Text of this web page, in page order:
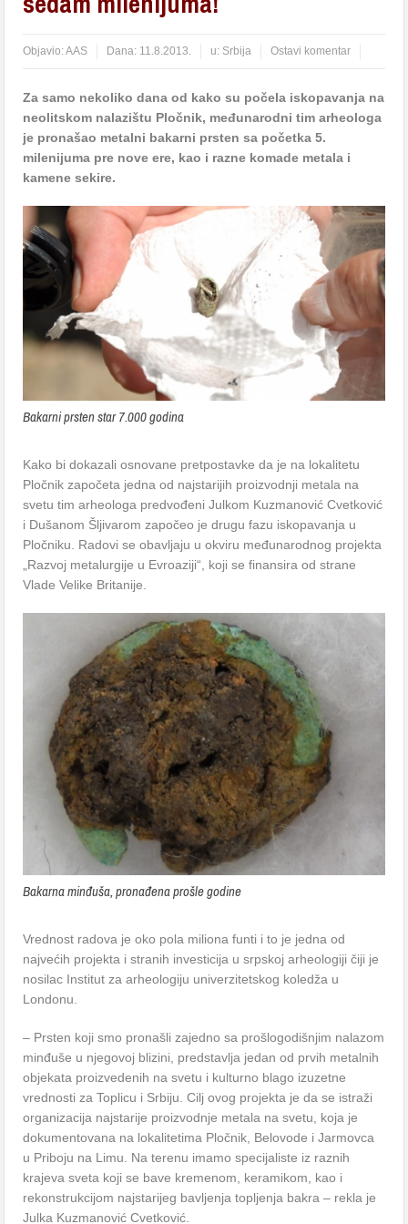
Objavio:AAS Dana: 11.8.2013. u: Srbija Ostavi komentar
Za samo nekoliko dana od kako su počela iskopavanja na
neolitskom nalazištu Pločnik, međunarodni tim arheologa
je pronašao metalni bakarni prsten sa početka 5.
milenijuma pre nove ere, kao i razne komade metala i
kamene sekire.
Bakarni prsten star 7.000 godina
Kako bi dokazali osnovane pretpostavke da je na lokalitetu
Pločnik započeta jedna od najstarijih proizvodnji metala na
svetu tim arheologa predvođeni Julkom Kuzmanović Cvetković
i Dušanom Šljivarom započeo je drugu fazu iskopavanja u
Pločniku. Radovi se obavljaju u okviru međunarodnog projekta
„Razvoj metalurgije u Evroaziji“, koji se finansira od strane
Vlade Velike Britanije.
Bakarna minđuša, pronađena prošle godine
Vrednost radova je oko pola miliona funti i to je jedna od
najvećih projekta i stranih investicija u srpskoj arheologiji čiji je
nosilac Institut za arheologiju univerzitetskog koledža u
Londonu.
– Prsten koji smo pronašli zajedno sa prošlogodišnjim nalazom
minđuše u njegovoj blizini, predstavlja jedan od prvih metalnih
objekata proizvedenih na svetu i kulturno blago izuzetne
vrednosti za Toplicu i Srbiju. Cilj ovog projekta je da se istraži
organizacija najstarije proizvodnje metala na svetu, koja je
dokumentovana na lokalitetima Pločnik, Belovode i Jarmovca
u Priboju na Limu. Na terenu imamo specijaliste iz raznih
krajeva sveta koji se bave kremenom, keramikom, kao i
rekonstrukcijom najstarijeg bavljenja topljenja bakra – rekla je
Julka Kuzmanović Cvetković.